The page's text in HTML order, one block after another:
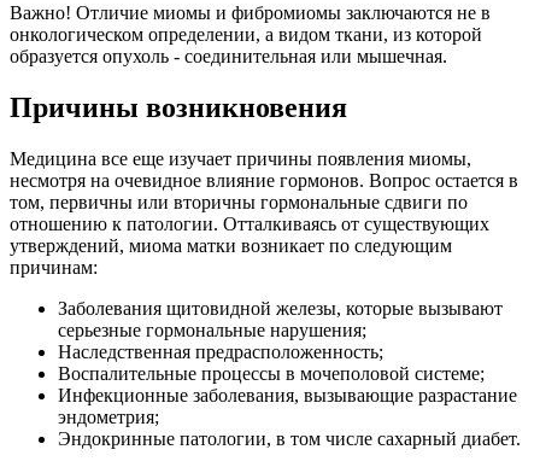
Важно! Отличие миомы и фибромиомы заключаются не в
онкологическом определении, а видом ткани, из которой
образуется опухоль - соединительная или мышечная.
Причины возникновения
Медицина все еще изучает причины появления миомы,
несмотря на очевидное влияние гормонов. Вопрос остается в
том, первичны или вторичны гормональные сдвиги по
отношению к патологии. Отталкиваясь от существующих
утверждений, миома матки возникает по следующим
причинам:
Заболевания щитовидной железы, которые вызывают
серьезные гормональные нарушения;
Наследственная предрасположенность;
Воспалительные процессы в мочеполовой системе;
Инфекционные заболевания, вызывающие разрастание
эндометрия;
Эндокринные патологии, в том числе сахарный диабет.